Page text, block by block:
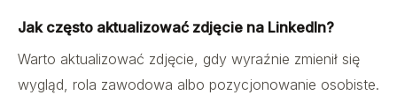
Jak często aktualizować zdjęcie na LinkedIn?
Warto aktualizować zdjęcie, gdy wyraźnie zmienił się
wygląd, rola zawodowa albo pozycjonowanie osobiste.